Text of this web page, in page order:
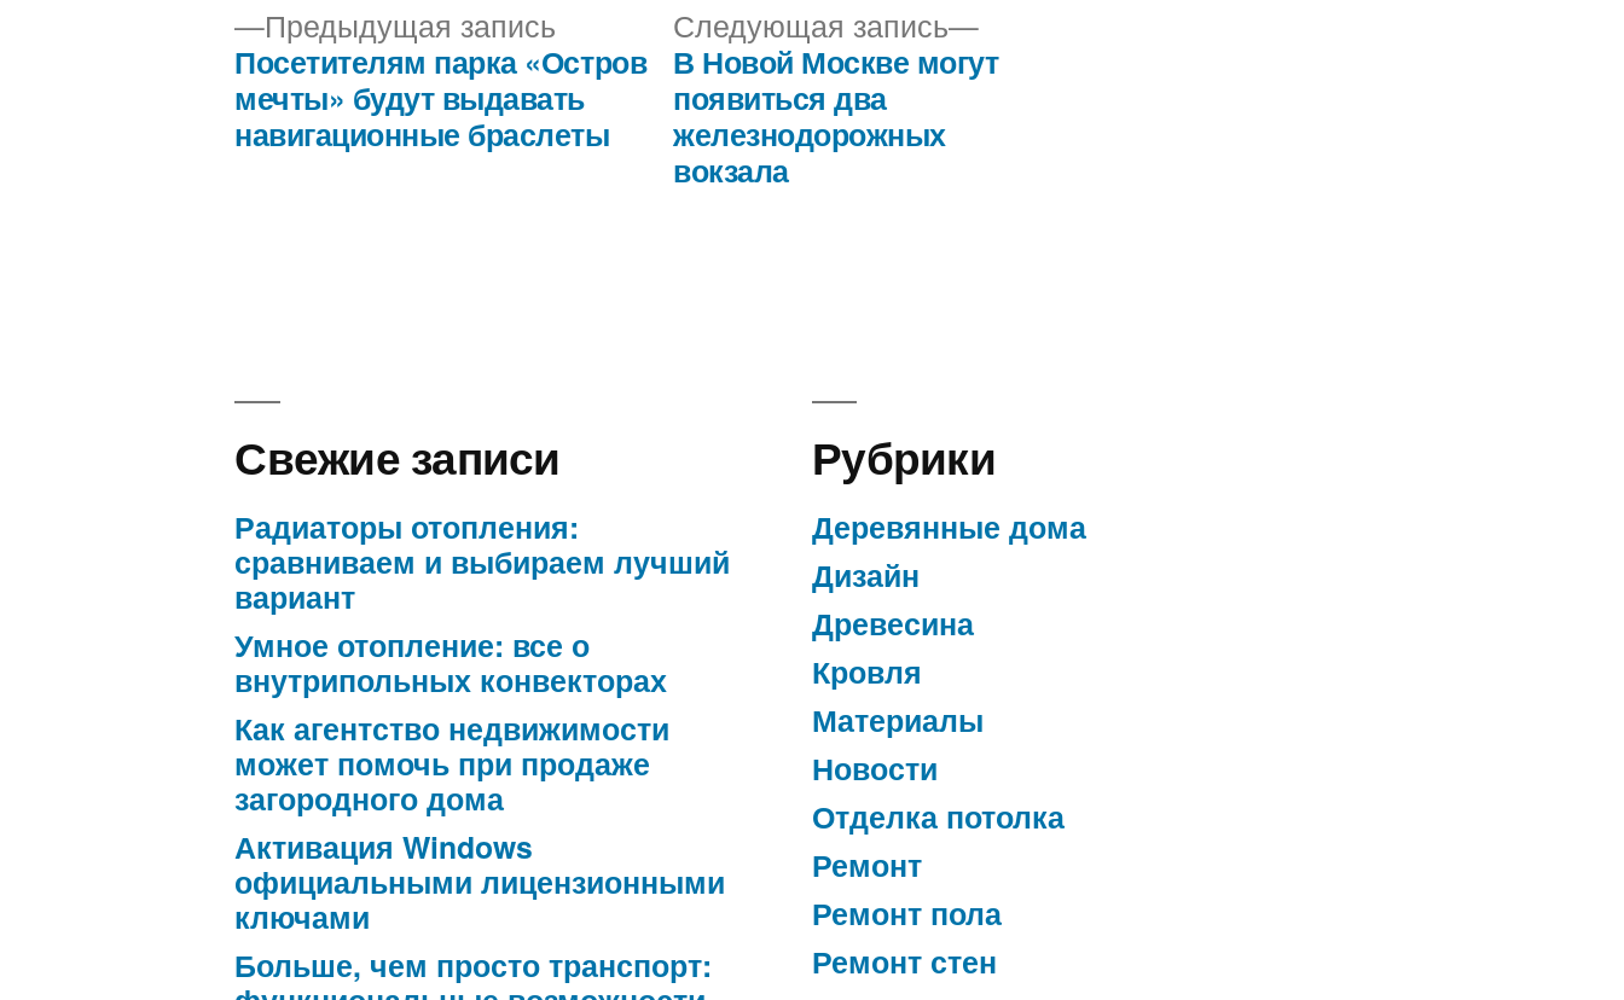
Навигация
Предыдущая запись Предыдущая
запись:
Посетителям парка «Остров
мечты» будут выдавать
навигационные браслеты
Следующая запись
Следующая
запись:
В Новой Москве могут
появиться два
железнодорожных
вокзала
Свежие записи
Радиаторы отопления:
сравниваем и выбираем лучший
вариант
Умное отопление: все о
внутрипольных конвекторах
Как агентство недвижимости
может помочь при продаже
загородного дома
Активация Windows
официальными лицензионными
ключами
Больше, чем просто транспорт:
Рубрики
Деревянные дома
Дизайн
Древесина
Кровля
Материалы
Новости
Отделка потолка
Ремонт
Ремонт пола
Ремонт стен